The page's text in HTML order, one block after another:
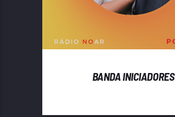
BANDA INICIADORES